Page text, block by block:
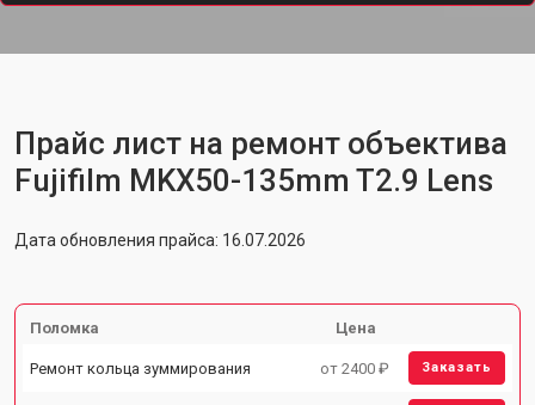
Прайс лист на ремонт объектива
Fujifilm MKX50-135mm T2.9 Lens
Дата обновления прайса: 16.07.2026
Поломка Цена
Ремонт кольца зуммирования от 2400 ₽ Заказать